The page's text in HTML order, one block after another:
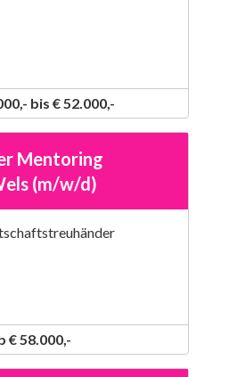
bis € 52.000,-
Mentoring
(m/w/d)
€ 58.000,-